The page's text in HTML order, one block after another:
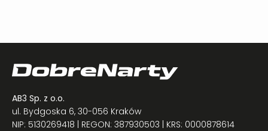
AB3 Sp. z o.o.
ul. Bydgoska 6, 30-056 Kraków
NIP: 5130269418 | REGON: 387930503 | KRS: 0000878614